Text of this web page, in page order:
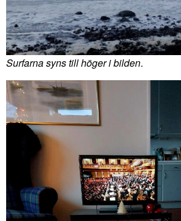
Surfarna syns till höger i bilden.